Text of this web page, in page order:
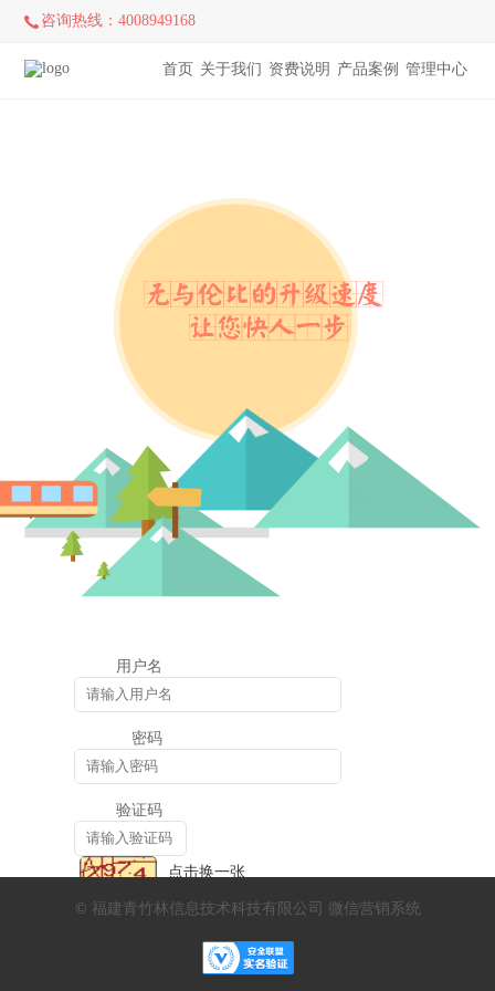
咨询热线：4008949168
首页 关于我们 资费说明 产品案例 管理中心
用户名
密码
验证码
点击换一张
免费注册
登 录
© 福建青竹林信息技术科技有限公司 微信营销系统